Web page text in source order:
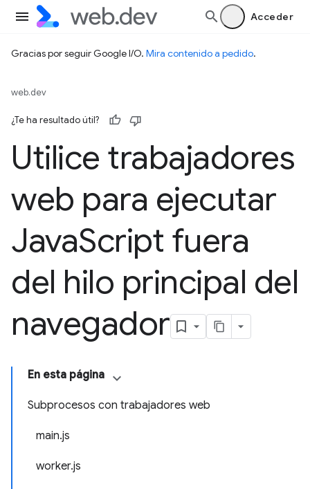
Acceder
Gracias por seguir Google I/O. Mira contenido a pedido.
web.dev
¿Te ha resultado útil?
Utilice trabajadores
web para ejecutar
JavaScript fuera
del hilo principal del
navegador
En esta página
Subprocesos con trabajadores web
main.js
worker.js